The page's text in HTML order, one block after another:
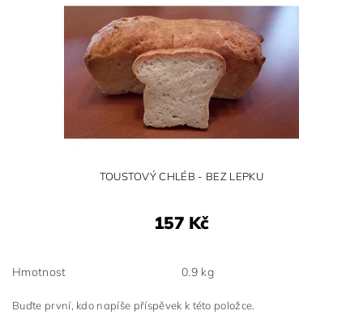
TOUSTOVÝ CHLÉB - BEZ LEPKU
157 Kč
Hmotnost 0.9 kg
Buďte první, kdo napíše příspěvek k této položce.